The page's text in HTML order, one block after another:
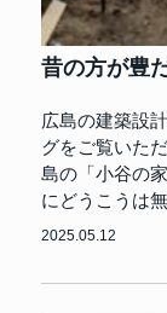
昔の方が豊
広島の建築設
グをご覧いた
島の「小谷の
にどうこうは
2025.05.12